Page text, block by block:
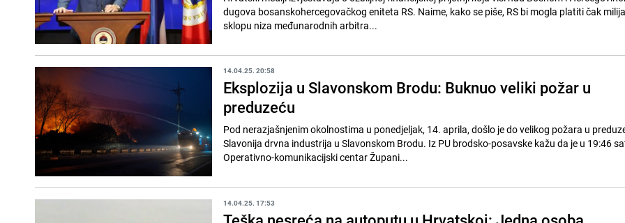
dugova bosanskohercegovačkog eniteta RS. Naime, kako se piše, RS bi mogla platiti čak
sklopu niza međunarodnih arbitra...
14.04.25. 20:58
Eksplozija u Slavonskom Brodu: Buknuo veliki požar u
preduzeću
Pod nerazjašnjenim okolnostima u ponedjeljak, 14. aprila, došlo je do velikog požara u
Slavonija drvna industrija u Slavonskom Brodu. Iz PU brodsko-posavske kažu da je u 19:46
Operativno-komunikacijski centar Župani...
14.04.25. 17:53